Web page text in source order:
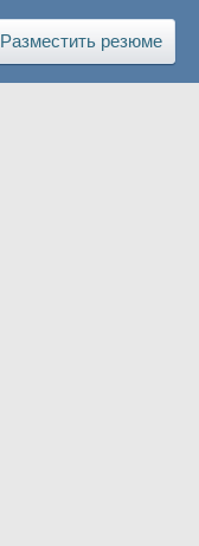
Разместить резюме